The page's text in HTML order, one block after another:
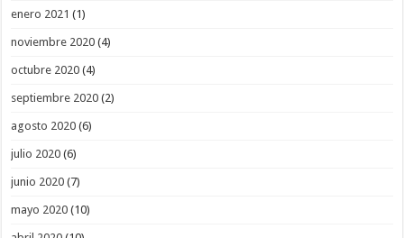
enero 2021 (1)
noviembre 2020 (4)
octubre 2020 (4)
septiembre 2020 (2)
agosto 2020 (6)
julio 2020 (6)
junio 2020 (7)
mayo 2020 (10)